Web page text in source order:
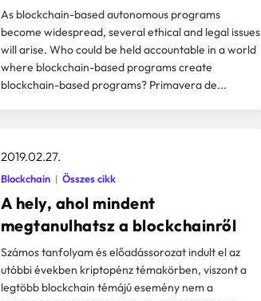
As blockchain-based autonomous programs
become widespread, several ethical and legal issues
will arise. Who could be held accountable in a world
where blockchain-based programs create
blockchain-based programs? Primavera de...
A hely, ahol mindent
megtanulhatsz a blockchainről
2019.02.27.
Blockchain Összes cikk
Számos tanfolyam és előadássorozat indult el az
utóbbi években kriptopénz témakörben, viszont a
legtöbb blockchain témájú esemény nem a